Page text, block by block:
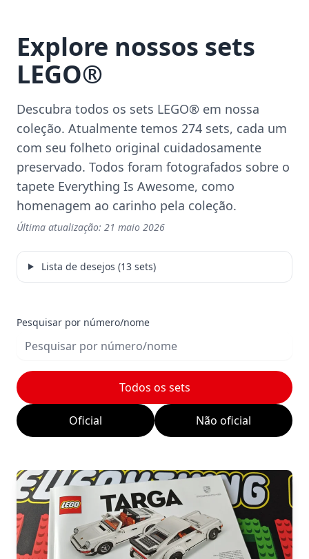
Explore nossos sets
LEGO®
Descubra todos os sets LEGO® em nossa
coleção. Atualmente temos 274 sets, cada um
com seu folheto original cuidadosamente
preservado. Todos foram fotografados sobre o
tapete Everything Is Awesome, como
homenagem ao carinho pela coleção.
Última atualização: 21 maio 2026
Lista de desejos (13 sets)
Pesquisar por número/nome
Todos os sets
Oficial Não oficial